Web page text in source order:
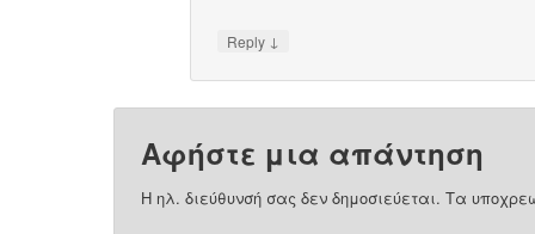
Reply ↓
Αφήστε μια απάντηση
Η ηλ. διεύθυνσή σας δεν δημοσιεύεται. Τα